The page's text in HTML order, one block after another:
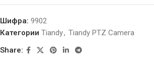
Шифра: 9902
Категории Tiandy, Tiandy PTZ Camera
Share: